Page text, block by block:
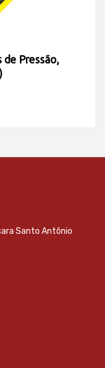
de Pressão,
Santo Antônio